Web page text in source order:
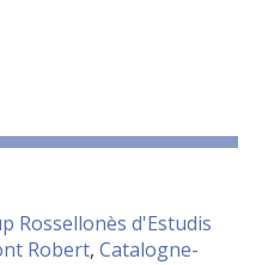
Rossellonès d'Estudis
Robert, Catalogne-